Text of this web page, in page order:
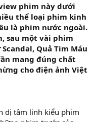
phim này dưới
thể loại phim kinh
là phim nước ngoài.
sau một vài phim
Quả Tim Máu
mang đúng chất
cho điện ảnh Việt
dị tâm linh kiểu phim